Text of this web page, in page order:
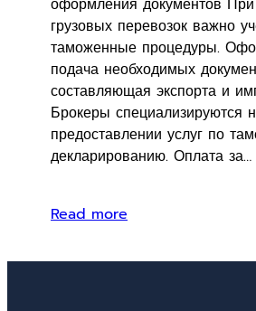
грузовых перевозок важно
таможенные процедуры.
подача необходимых
составляющая экспорта и
Брокеры специализируются
предоставлении услуг по
декларированию. Оплата за…
Read more